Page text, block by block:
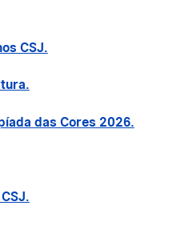
CSJ.
das Cores 2026.